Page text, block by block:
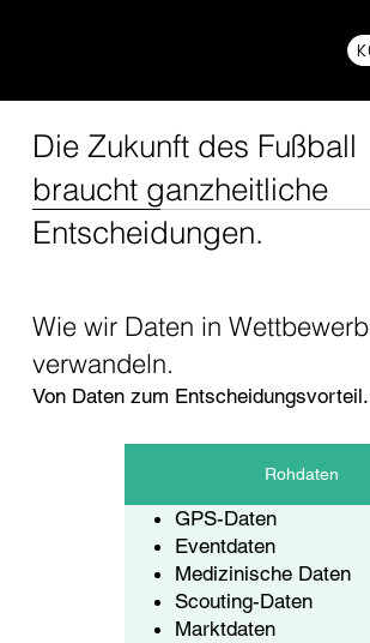
Die Zukunft des Fußball
braucht ganzheitliche
Entscheidungen.
Wie wir Daten in
verwandeln.
Von Daten zum Entscheidungsvorteil.
Rohdaten
GPS-Daten
Eventdaten
Medizinische Daten
Scouting-Daten
Marktdaten